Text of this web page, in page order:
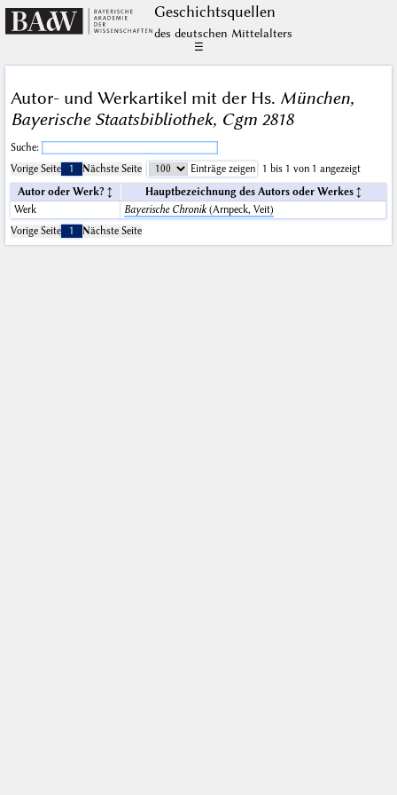
Geschichts­quellen
des deutschen Mittelalters
☰
Autor- und Werkartikel mit der Hs. München,
Bayerische Staatsbibliothek, Cgm 2818
Suche:
Vorige Seite
1 Nächste Seite Einträge zeigen
1 bis 1 von 1 angezeigt
Autor oder Werk?
Hauptbezeichnung des Autors oder Werkes
Werk
Bayerische Chronik(Arnpeck, Veit)
Vorige Seite
1 Nächste Seite